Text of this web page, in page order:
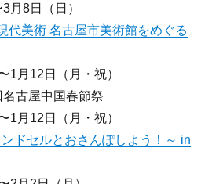
月8日（日）
代美術 名古屋市美術館をめぐる
1月12日（月・祝）
名古屋中国春節祭
1月12日（月・祝）
ドセルとおさんぽしよう！～ in